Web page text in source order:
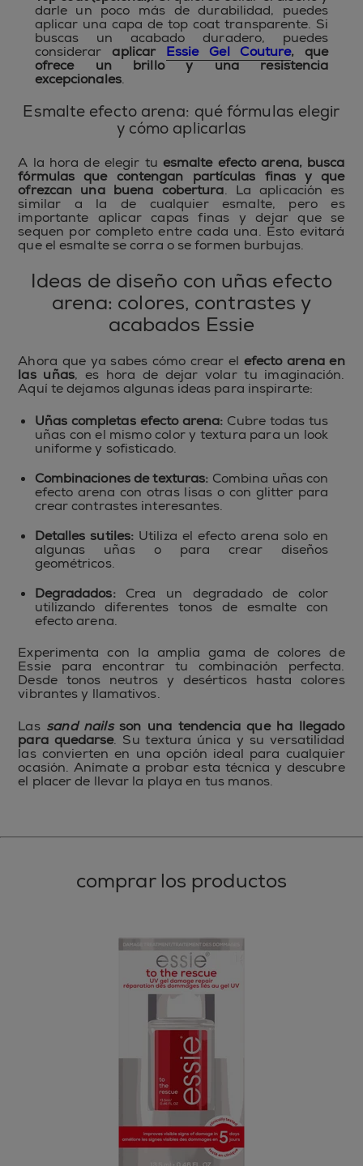
darle un poco más de durabilidad, puedes
aplicar una capa de top coat transparente. Si
buscas un acabado duradero, puedes
consideraraplicar Essie Gel Couture, que
ofrece un brillo y una resistencia
excepcionales.
Esmalte efecto arena: qué fórmulas elegir
y cómo aplicarlas
A la hora de elegir tu esmalte efecto arena, busca
fórmulas que contengan partículas finas y que
ofrezcan una buena cobertura. La aplicación es
similar a la de cualquier esmalte, pero es
importante aplicar capas finas y dejar que se
sequen por completo entre cada una. Esto evitará
que el esmalte se corra o se formen burbujas.
Ideas de diseño con uñas efecto
arena: colores, contrastes y
acabados Essie
Ahora que ya sabes cómo crear el efecto arena en
las uñas, es hora de dejar volar tu imaginación.
Aquí te dejamos algunas ideas para inspirarte:
Uñas completas efecto arena: Cubre todas tus
uñas con el mismo color y textura para un look
uniforme y sofisticado.
Combinaciones de texturas: Combina uñas con
efecto arena con otras lisas o con glitter para
crear contrastes interesantes.
Detalles sutiles: Utiliza el efecto arena solo en
algunas uñas o para crear diseños
geométricos.
Degradados:Crea un degradado de color
utilizando diferentes tonos de esmalte con
efecto arena.
Experimenta con la amplia gama de colores de
Essie para encontrar tu combinación perfecta.
Desde tonos neutros y desérticos hasta colores
vibrantes y llamativos.
Las sand nailsson una tendencia que ha llegado
para quedarse. Su textura única y su versatilidad
las convierten en una opción ideal para cualquier
ocasión. Anímate a probar esta técnica y descubre
el placer de llevar la playa en tus manos.
comprar los productos